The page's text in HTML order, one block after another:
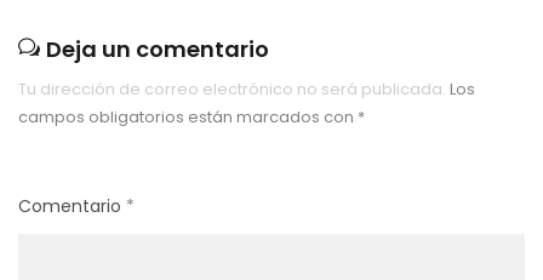
Deja un comentario
Tu dirección de correo electrónico no será publicada. Los
campos obligatorios están marcados con *
Comentario *